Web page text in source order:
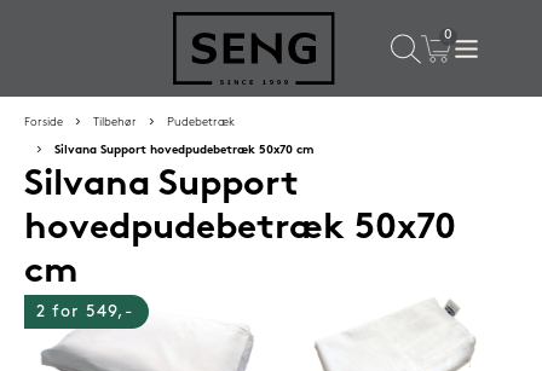
Populære valg til dig
Forside Tilbehør Pudebetræk
Silvana Support hovedpudebetræk 50x70 cm
Silvana Support
hovedpudebetræk 50x70
cm
2 for 549,-